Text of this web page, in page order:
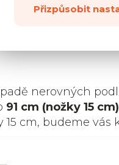
nerovných
91 cm (nožky 15 cm)
15 cm, budeme
Přizpůsobit